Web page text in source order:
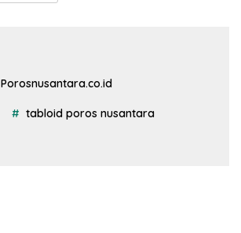
Porosnusantara.co.id
tabloid poros nusantara